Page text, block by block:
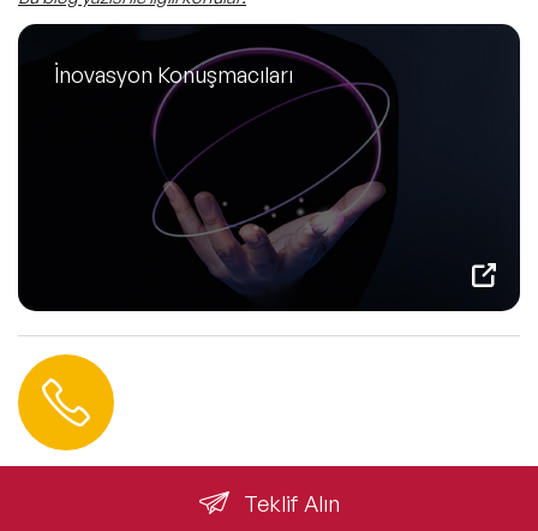
İnovasyon Konuşmacıları
Teklif Alın